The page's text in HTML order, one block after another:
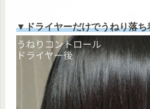
▼ドライヤーだけでうねり落ち